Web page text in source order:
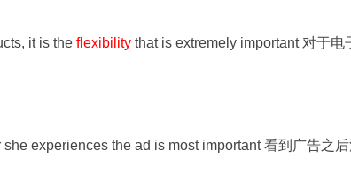
it is the flexibility that is extremely important 对于电
she experiences the ad is most important 看到广告之